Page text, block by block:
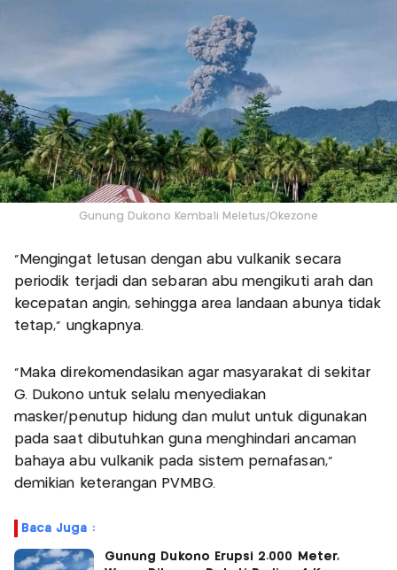
Gunung Dukono Kembali Meletus/Okezone
“Mengingat letusan dengan abu vulkanik secara
periodik terjadi dan sebaran abu mengikuti arah dan
kecepatan angin, sehingga area landaan abunya tidak
tetap,” ungkapnya.
“Maka direkomendasikan agar masyarakat di sekitar
G. Dukono untuk selalu menyediakan
masker/penutup hidung dan mulut untuk digunakan
pada saat dibutuhkan guna menghindari ancaman
bahaya abu vulkanik pada sistem pernafasan,”
demikian keterangan PVMBG.
Baca Juga :
Gunung Dukono Erupsi 2.000 Meter,